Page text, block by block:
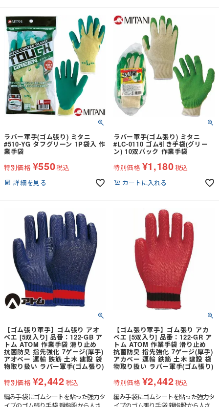
ラバー軍手(ゴム張り) ミタニ
#510-YG タフグリーン 1P袋入 作
業手袋
特別価格 ¥550税込
詳細を見る
ラバー軍手(ゴム張り) ミタニ
#LC-0110 ゴム引き手袋(グリー
ン) 10双パック 作業手袋
特別価格 ¥1,180税込
カートに入れる
【ゴム張り軍手】ゴム張り アオ
ベエ [5双入り] 品番：122-GB ア
トム ATOM 作業手袋 滑り止め
抗菌防臭 指先強化 7ゲージ(厚手)
アオベー 運輸 鉄筋 土木 建設 袋
物取り扱い ラバー軍手(ゴム張り)
特別価格 ¥2,442税込
編み手袋にゴムシートを貼った強力タ
イプのゴム張り手袋 親指股から人さ
【ゴム張り軍手】ゴム張り アカ
ベエ [5双入り] 品番：122-GR ア
トム ATOM 作業手袋 滑り止め
抗菌防臭 指先強化 7ゲージ(厚手)
アカベー 運輸 鉄筋 土木 建設 袋
物取り扱い ラバー軍手(ゴム張り)
特別価格 ¥2,442税込
編み手袋にゴムシートを貼った強力タ
イプのゴム張り手袋 親指股から人さ